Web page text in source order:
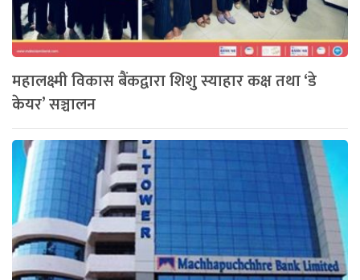
महालक्ष्मी विकास बैंकद्वारा शिशु स्याहार कक्ष तथा ‘डे
केयर’ सञ्चालन